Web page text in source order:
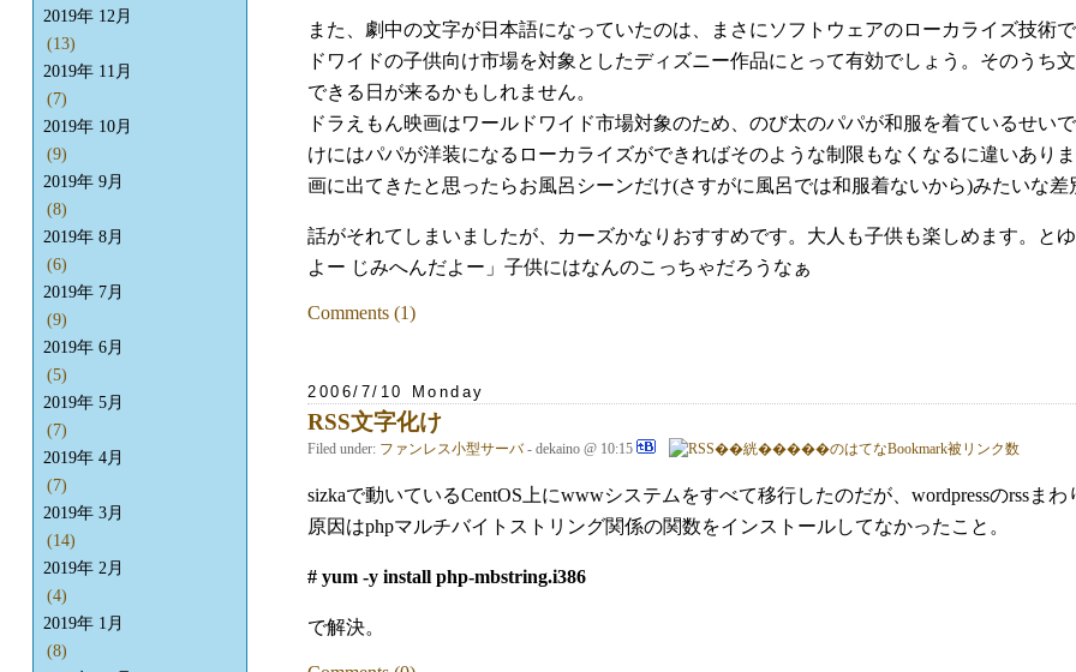
また、劇中の文字が日本語になっていたのは、まさにソフトウェアのローカライズ技術
ドワイドの子供向け市場を対象としたディズニー作品にとって有効でしょう。そのうち
できる日が来るかもしれません。
ドラえもん映画はワールドワイド市場対象のため、のび太のパパが和服を着ているせい
けにはパパが洋装になるローカライズができればそのような制限もなくなるに違いあり
画に出てきたと思ったらお風呂シーンだけ(さすがに風呂では和服着ないから)みたいな差
話がそれてしまいましたが、カーズかなりおすすめです。大人も子供も楽しめます。と
よー じみへんだよー」子供にはなんのこっちゃだろうなぁ
Comments (1)
2006/7/10 Monday
RSS文字化け
Filed under: ファンレス小型サーバ- dekaino @ 10:15
sizkaで動いているCentOS上にwwwシステムをすべて移行したのだが、wordpressのrssま
原因はphpマルチバイトストリング関係の関数をインストールしてなかったこと。
# yum -y install php-mbstring.i386
で解決。
2019年 12月
(13)
2019年 11月
(7)
2019年 10月
(9)
2019年 9月
(8)
2019年 8月
(6)
2019年 7月
(9)
2019年 6月
(5)
2019年 5月
(7)
2019年 4月
(7)
2019年 3月
(14)
2019年 2月
(4)
2019年 1月
(8)